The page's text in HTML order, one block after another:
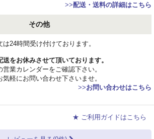
>>配送・送料の詳細はこちら
その他
24時間受け付けております。
をお休みさせて頂いております。
業カレンダーをご確認下さい。
軽にお問い合わせ下さいませ。
>>お問い合わせはこちら
★ ご利用ガイドはこちら